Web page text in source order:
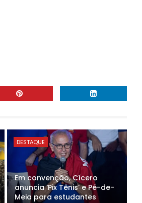
DESTAQUE
Em convenção, Cícero
anuncia ‘Pix Tênis’ e Pé-de-
Meia para estudantes